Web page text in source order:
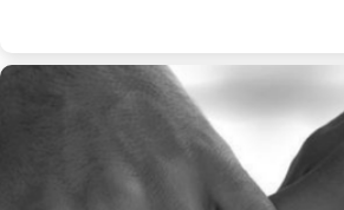
Durante su estadía, el servicio de
contribuyendo al ahorro de agua,
de la huella de carbono asociada a los
Asimismo, se promueve el uso de
alternativa sostenible dentro del hotel.